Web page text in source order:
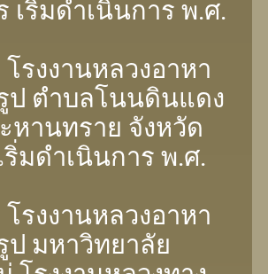
เริ่มดําเนินการ พ.ศ.
งานหลวงอาหา
ป ตําบลโนนดินแดง
หานทราย จังหวัด
ริ่มดําเนินการ พ.ศ.
งานหลวงอาหา
ป มหาวิทยาลัย